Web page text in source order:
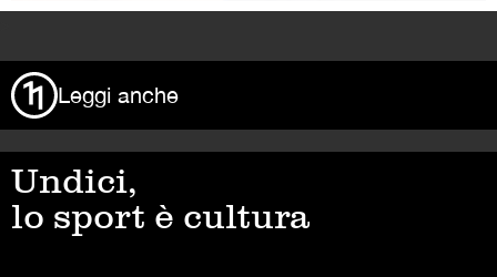
Leggi anche
Undici,
lo sport è cultura